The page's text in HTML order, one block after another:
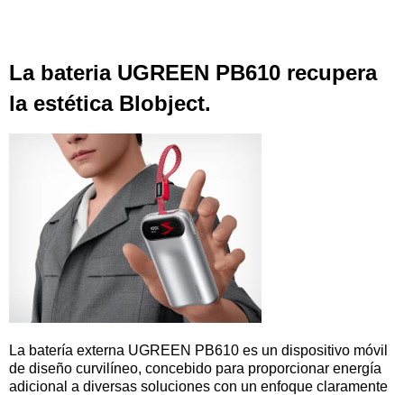
La bateria UGREEN PB610 recupera
la estética Blobject.
La batería externa UGREEN PB610 es un dispositivo móvil
de diseño curvilíneo, concebido para proporcionar energía
adicional a diversas soluciones con un enfoque claramente